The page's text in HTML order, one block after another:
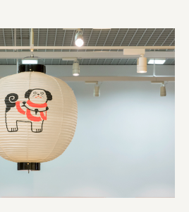
社 / 大樹町役場企画商工課航空宇
ージ​